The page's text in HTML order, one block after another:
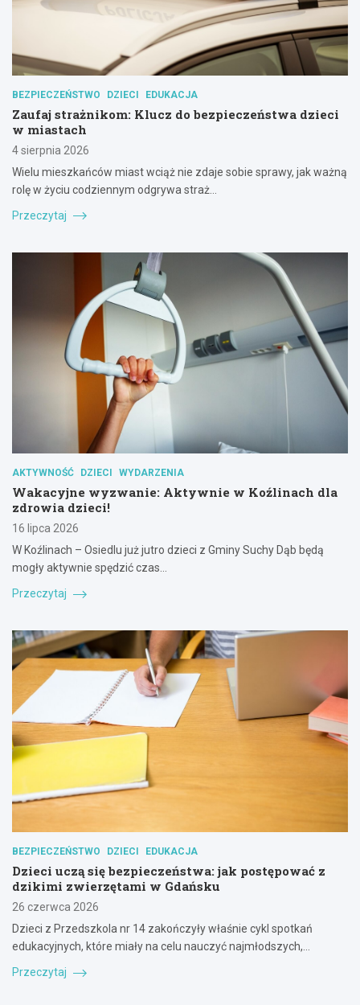
BEZPIECZEŃSTWO DZIECI EDUKACJA
Zaufaj strażnikom: Klucz do bezpieczeństwa dzieci
w miastach
4 sierpnia 2026
Wielu mieszkańców miast wciąż nie zdaje sobie sprawy, jak ważną
rolę w życiu codziennym odgrywa straż…
Przeczytaj
AKTYWNOŚĆ DZIECI WYDARZENIA
Wakacyjne wyzwanie: Aktywnie w Koźlinach dla
zdrowia dzieci!
16 lipca 2026
W Koźlinach – Osiedlu już jutro dzieci z Gminy Suchy Dąb będą
mogły aktywnie spędzić czas…
Przeczytaj
BEZPIECZEŃSTWO DZIECI EDUKACJA
Dzieci uczą się bezpieczeństwa: jak postępować z
dzikimi zwierzętami w Gdańsku
26 czerwca 2026
Dzieci z Przedszkola nr 14 zakończyły właśnie cykl spotkań
edukacyjnych, które miały na celu nauczyć najmłodszych,…
Przeczytaj